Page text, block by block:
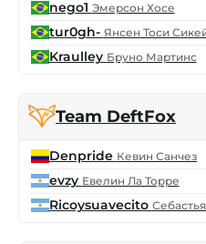
nego1 Эмерсон Хосе
tur0gh- Янсен Тоси
Kraulley Бруно Мартинс
Team DeftFox
Denpride Кевин Санчез
evzy Евелин Ла Торре
Ricoysuavecito